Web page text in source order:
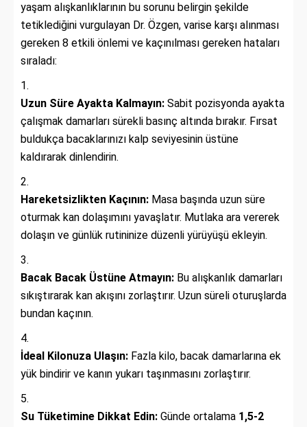
yaşam alışkanlıklarının bu sorunu belirgin şekilde
tetiklediğini vurgulayan Dr. Özgen, varise karşı alınması
gereken 8 etkili önlemi ve kaçınılması gereken hataları
sıraladı:
Uzun Süre Ayakta Kalmayın: Sabit pozisyonda ayakta
çalışmak damarları sürekli basınç altında bırakır. Fırsat
buldukça bacaklarınızı kalp seviyesinin üstüne
kaldırarak dinlendirin.
Hareketsizlikten Kaçının: Masa başında uzun süre
oturmak kan dolaşımını yavaşlatır. Mutlaka ara vererek
dolaşın ve günlük rutininize düzenli yürüyüşü ekleyin.
Bacak Bacak Üstüne Atmayın: Bu alışkanlık damarları
sıkıştırarak kan akışını zorlaştırır. Uzun süreli oturuşlarda
bundan kaçının.
İdeal Kilonuza Ulaşın: Fazla kilo, bacak damarlarına ek
yük bindirir ve kanın yukarı taşınmasını zorlaştırır.
Su Tüketimine Dikkat Edin: Günde ortalama 1,5-2